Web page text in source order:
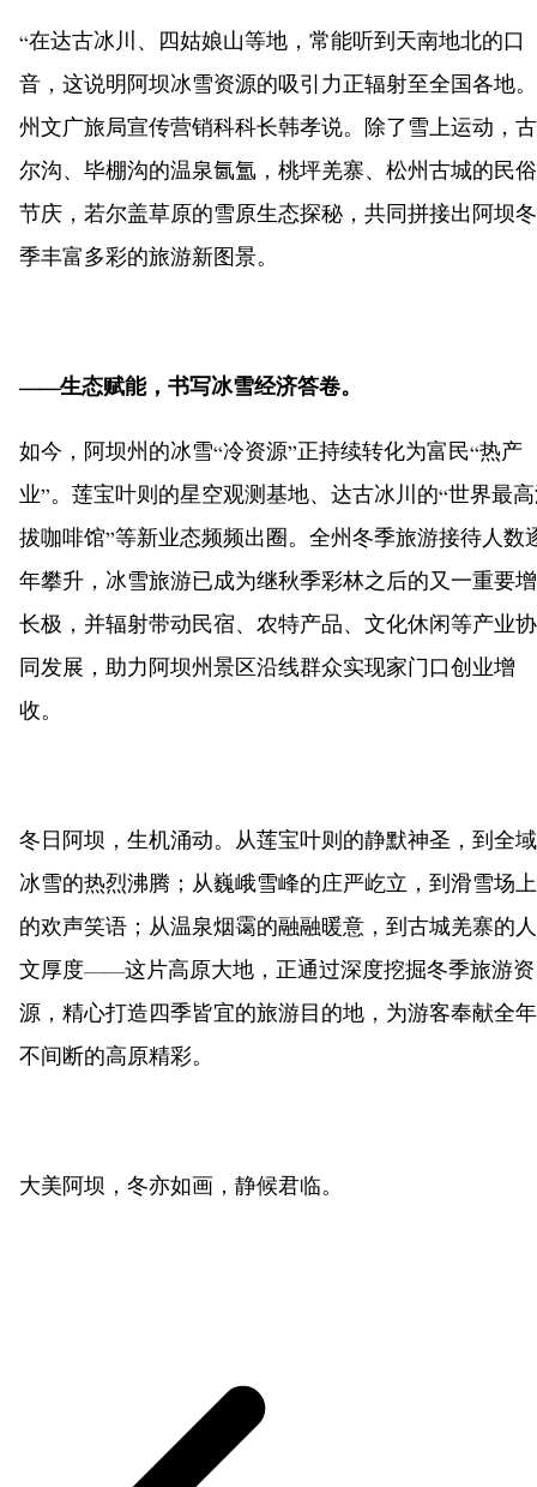
“在达古冰川、四姑娘山等地，常能听到天南地北的口
音，这说明阿坝冰雪资源的吸引力正辐射至全国各地
州文广旅局宣传营销科科长韩孝说。除了雪上运动，古
尔沟、毕棚沟的温泉氤氲，桃坪羌寨、松州古城的民俗
节庆，若尔盖草原的雪原生态探秘，共同拼接出阿坝冬
季丰富多彩的旅游新图景。
——生态赋能，书写冰雪经济答卷。
如今，阿坝州的冰雪“冷资源”正持续转化为富民“热产
业”。莲宝叶则的星空观测基地、达古冰川的“世界最
拔咖啡馆”等新业态频频出圈。全州冬季旅游接待人数
年攀升，冰雪旅游已成为继秋季彩林之后的又一重要增
长极，并辐射带动民宿、农特产品、文化休闲等产业协
同发展，助力阿坝州景区沿线群众实现家门口创业增
收。
冬日阿坝，生机涌动。从莲宝叶则的静默神圣，到全域
冰雪的热烈沸腾；从巍峨雪峰的庄严屹立，到滑雪场上
的欢声笑语；从温泉烟霭的融融暖意，到古城羌寨的人
文厚度——这片高原大地，正通过深度挖掘冬季旅游资
源，精心打造四季皆宜的旅游目的地，为游客奉献全年
不间断的高原精彩。
大美阿坝，冬亦如画，静候君临。